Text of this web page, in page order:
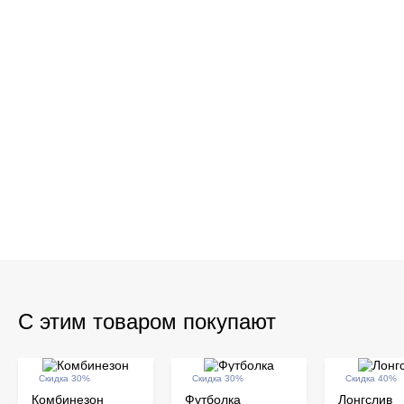
С этим товаром покупают
Скидка 30%
Комбинезон
Скидка 30%
Футболка
Скидка 40%
Лонгслив